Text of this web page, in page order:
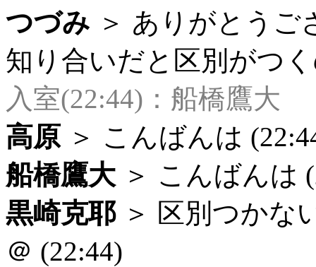
つづみ ＞ ありがとう
知り合いだと区別がつ
入室(22:44)：船橋鷹大
高原 ＞ こんばんは
船橋鷹大 ＞ こんばんは
黒崎克耶＞ 区別つかな
＠ (22:44)